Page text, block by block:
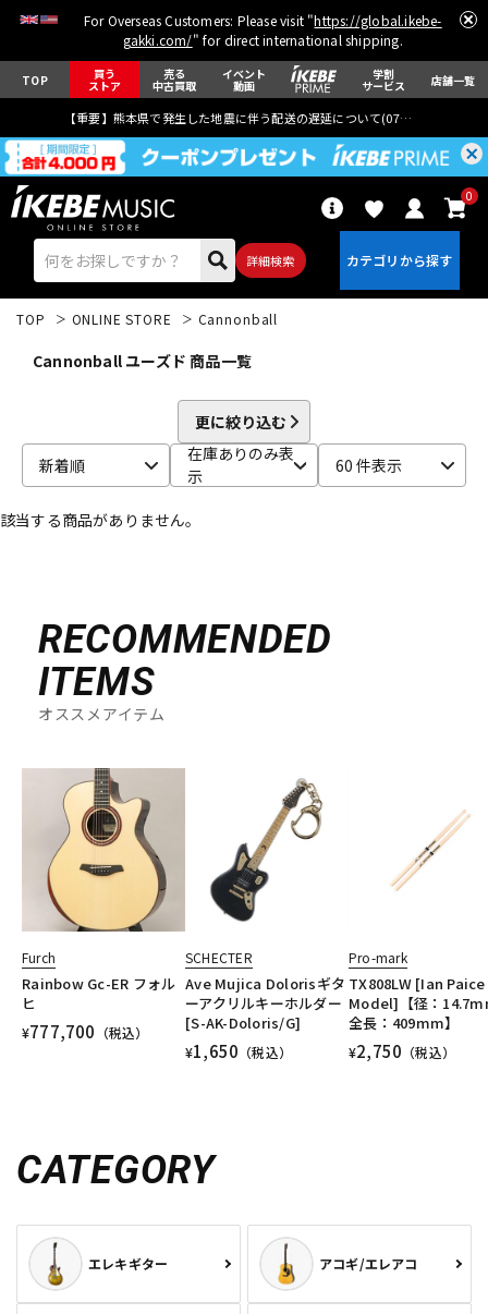
For Overseas Customers: Please visit "https://global.ikebe-
gakki.com/" for direct international shipping.
TOP 買う
ストア
売る
中古買取
イベント
動画
学割
サービス 店舗一覧
【重要】熊本県で発生した地震に伴う配送の遅延について(07月29日
詳細検索
0
エレキギター アコギ/エレアコ
ベース
キーボード
アンプ エフェクター
DTM オンライン納品 レコーディング機器
TOP ONLINE STORE Cannonball
Cannonball ユーズド 商品一覧
更に絞り込む
新着順
在庫ありのみ表
示
60 件表示
該当する商品がありません。
RECOMMENDED
ITEMS
オススメアイテム
Furch
Rainbow Gc-ER フォル
ヒ
¥777,700 （税込）
SCHECTER
Ave Mujica Dolorisギタ
ーアクリルキーホルダー
[S-AK-Doloris/G]
¥1,650 （税込）
Pro-mark
TX808LW [Ian Paice
Model]【径：
全長：409mm】
¥2,750 （税込）
CATEGORY
エレキギター アコギ/エレアコ